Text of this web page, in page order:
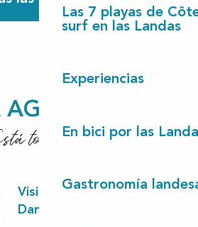
Las 7 playas de
surf en las Landas
Experiencias
En bici por las
Gastronomía
AGENDA
todo aquí!
Landas
Visite de l'église Notre
Dame de Lit